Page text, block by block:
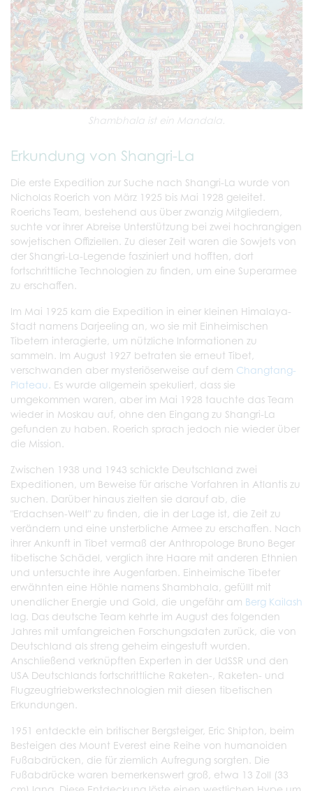
Shambhala ist ein Mandala.
Erkundung von Shangri-La
Die erste Expedition zur Suche nach Shangri-La wurde von
Nicholas Roerich von März 1925 bis Mai 1928 geleitet.
Roerichs Team, bestehend aus über zwanzig Mitgliedern,
suchte vor ihrer Abreise Unterstützung bei zwei hochrangigen
sowjetischen Offiziellen. Zu dieser Zeit waren die Sowjets von
der Shangri-La-Legende fasziniert und hofften, dort
fortschrittliche Technologien zu finden, um eine Superarmee
zu erschaffen.
Im Mai 1925 kam die Expedition in einer kleinen Himalaya-
Stadt namens Darjeeling an, wo sie mit Einheimischen
Tibetern interagierte, um nützliche Informationen zu
sammeln. Im August 1927 betraten sie erneut Tibet,
verschwanden aber mysteriöserweise auf dem Changtang-
Plateau . Es wurde allgemein spekuliert, dass sie
umgekommen waren, aber im Mai 1928 tauchte das Team
wieder in Moskau auf, ohne den Eingang zu Shangri-La
gefunden zu haben. Roerich sprach jedoch nie wieder über
die Mission.
Zwischen 1938 und 1943 schickte Deutschland zwei
Expeditionen, um Beweise für arische Vorfahren in Atlantis zu
suchen. Darüber hinaus zielten sie darauf ab, die
"Erdachsen-Welt" zu finden, die in der Lage ist, die Zeit zu
verändern und eine unsterbliche Armee zu erschaffen. Nach
ihrer Ankunft in Tibet vermaß der Anthropologe Bruno Beger
tibetische Schädel, verglich ihre Haare mit anderen Ethnien
und untersuchte ihre Augenfarben. Einheimische Tibeter
erwähnten eine Höhle namens Shambhala, gefüllt mit
unendlicher Energie und Gold, die ungefähr am Berg Kailash
lag. Das deutsche Team kehrte im August des folgenden
Jahres mit umfangreichen Forschungsdaten zurück, die von
Deutschland als streng geheim eingestuft wurden.
Anschließend verknüpften Experten in der UdSSR und den
USA Deutschlands fortschrittliche Raketen-, Raketen- und
Flugzeugtriebwerkstechnologien mit diesen tibetischen
Erkundungen.
1951 entdeckte ein britischer Bergsteiger, Eric Shipton, beim
Besteigen des Mount Everest eine Reihe von humanoiden
Fußabdrücken, die für ziemlich Aufregung sorgten. Die
Fußabdrücke waren bemerkenswert groß, etwa 13 Zoll (33